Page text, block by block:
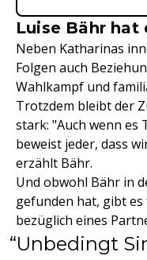
Luise Bähr hat
Neben Katharinas
Folgen auch
Wahlkampf und
Trotzdem bleibt der
stark: "Auch wenn es
beweist jeder, dass
erzählt Bähr.
Und obwohl Bähr in
gefunden hat, gibt
bezüglich eines
Unbedingt